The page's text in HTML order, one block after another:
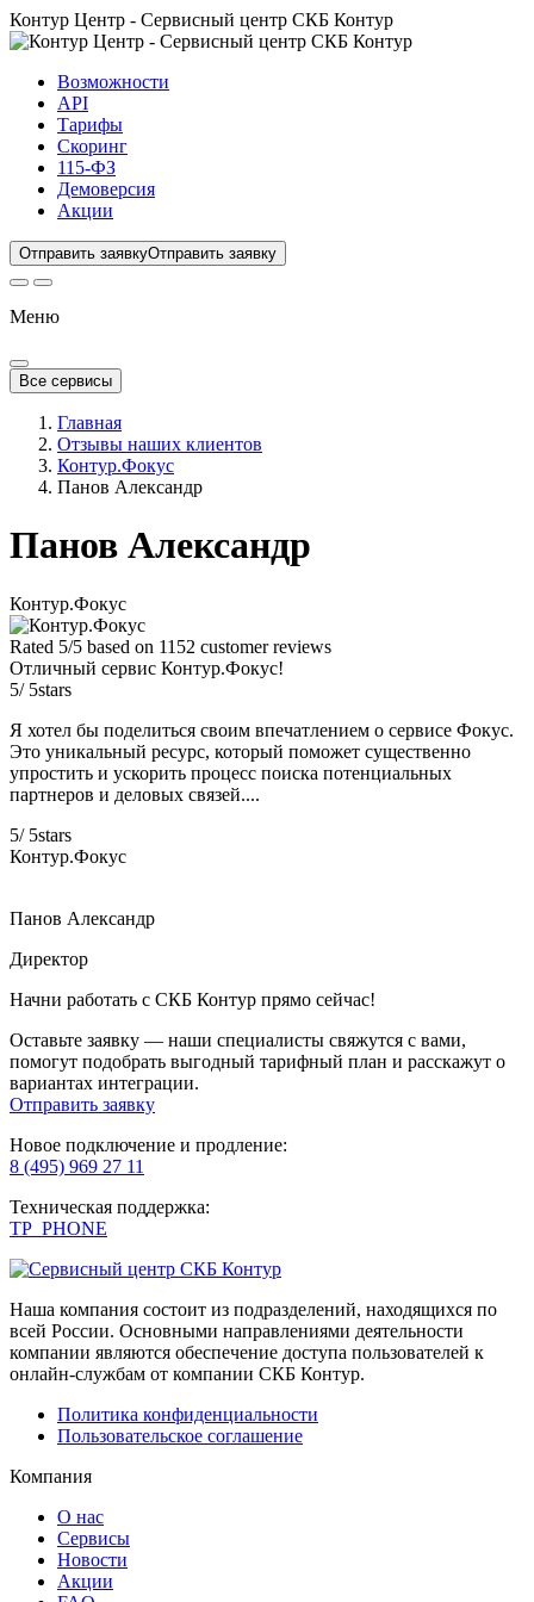
Контур Центр - Сервисный центр СКБ Контур
Возможности
API
Тарифы
Скоринг
115-ФЗ
Демоверсия
Акции
Отправить заявкуОтправить заявку
Меню
Все сервисы
Главная
Отзывы наших клиентов
Контур.Фокус
Панов Александр
Панов Александр
Контур.Фокус
Rated 5/5 based on 1152 customer reviews
Отличный сервис Контур.Фокус!
5/ 5stars
Я хотел бы поделиться своим впечатлением о сервисе Фокус.
Это уникальный ресурс, который поможет существенно
упростить и ускорить процесс поиска потенциальных
партнеров и деловых связей....
5/ 5stars
Контур.Фокус
Панов Александр
Директор
Навигация
по
записям
Начни работать с СКБ Контур прямо сейчас!
Оставьте заявку — наши специалисты свяжутся с вами,
помогут подобрать выгодный тарифный план и расскажут о
вариантах интеграции.
Отправить заявку
Новое подключение и продление:
8 (495) 969 27 11
Техническая поддержка:
TP_PHONE
Наша компания состоит из подразделений, находящихся по
всей России. Основными направлениями деятельности
компании являются обеспечение доступа пользователей к
онлайн-службам от компании СКБ Контур.
Политика конфиденциальности
Пользовательское соглашение
Компания
О нас
Сервисы
Новости
Акции